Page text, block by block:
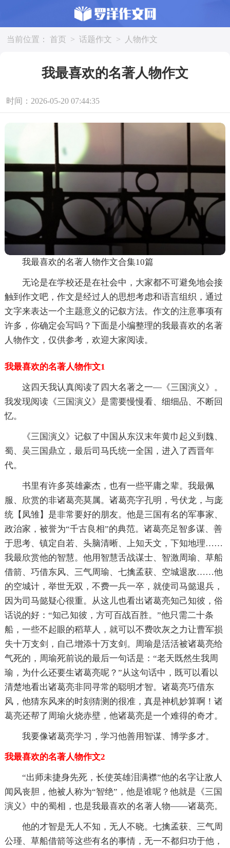
当前位置： 首页 > 话题作文 > 人物作文
我最喜欢的名著人物作文
时间：2026-05-20 07:44:35
我最喜欢的名著人物作文合集10篇
无论是在学校还是在社会中，大家都不可避免地会接
触到作文吧，作文是经过人的思想考虑和语言组织，通过
文字来表达一个主题意义的记叙方法。作文的注意事项有
许多，你确定会写吗？下面是小编整理的我最喜欢的名著
人物作文，仅供参考，欢迎大家阅读。
我最喜欢的名著人物作文1
这四天我认真阅读了四大名著之一—《三国演义》。
我发现阅读《三国演义》是需要慢慢看、细细品、不断回
忆。
《三国演义》记叙了中国从东汉末年黄巾起义到魏、
蜀、吴三国鼎立，最后司马氏统一全国，进入了西晋年
代。
书里有许多英雄豪杰，也有一些平庸之辈。我最佩
服、欣赏的非诸葛亮莫属。诸葛亮字孔明，号伏龙，与庞
统【凤雏】是非常要好的朋友。他是三国有名的军事家、
政治家，被誉为“千古良相”的典范。诸葛亮足智多谋、善
于思考、镇定自若、头脑清晰、上知天文，下知地理……
我最欣赏他的智慧。他用智慧舌战谋士、智激周瑜、草船
借箭、巧借东风、三气周瑜、七擒孟获、空城退敌……他
的空城计，举世无双，不费一兵一卒，就使司马懿退兵，
因为司马懿疑心很重。从这儿也看出诸葛亮知己知彼，俗
话说的好：“知己知彼，方可百战百胜。”他只需二十条
船，一些不起眼的稻草人，就可以不费吹灰之力让曹军损
失十万支剑，自己增添十万支剑。周瑜是活活被诸葛亮给
气死的，周瑜死前说的最后一句话是：“老天既然生我周
瑜，为什么还要生诸葛亮呢？”从这句话中，既可以看以
清楚地看出诸葛亮非同寻常的聪明才智。诸葛亮巧借东
风，他猜东风来的时刻猜测的很准，真是神机妙算啊！诸
葛亮还帮了周瑜火烧赤壁，他诸葛亮是一个难得的奇才。
我要像诸葛亮学习，学习他善用智谋、博学多才。
我最喜欢的名著人物作文2
“出师未捷身先死，长使英雄泪满襟”他的名字让敌人
闻风丧胆，他被人称为“智绝”，他是谁呢？他就是《三国
演义》中的蜀相，也是我最喜欢的名著人物——诸葛亮。
他的才智是无人不知，无人不晓。七擒孟获、三气周
公瑾、草船借箭等这些有名的事情，无一不都归功于他，